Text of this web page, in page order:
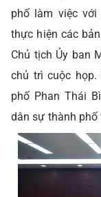
phố làm việc
thực hiện các
Chủ tịch Ủy ban
chủ trì cuộc họp.
phố Phan Thái
dân sự thành phố